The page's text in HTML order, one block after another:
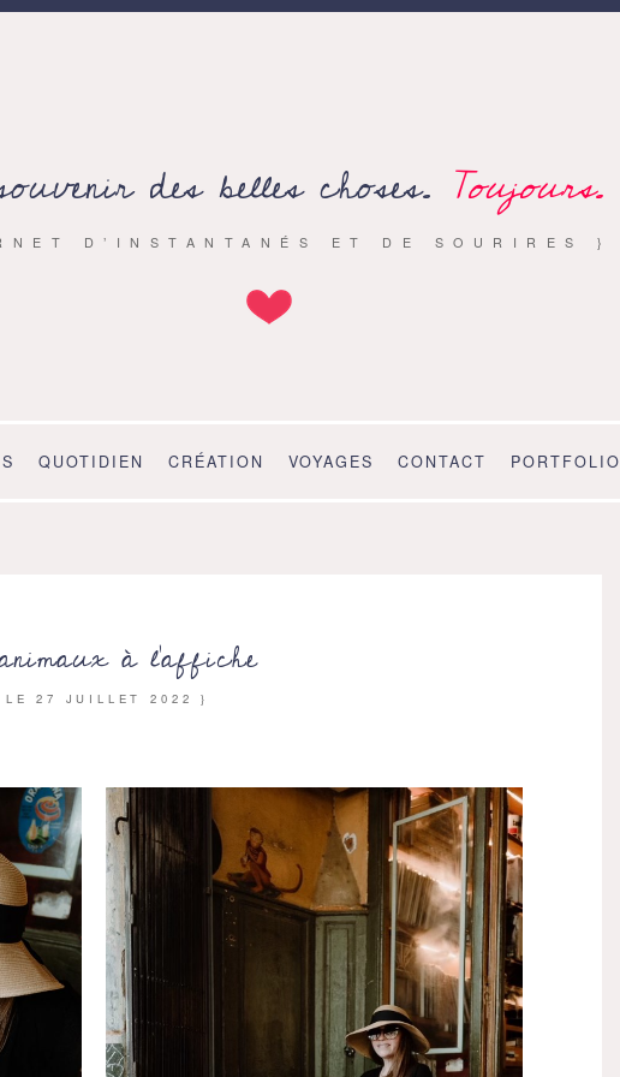
des belles choses. Toujours.
D’INSTANTANÉS ET DE SOURIRES }
QUOTIDIEN CRÉATION VOYAGES CONTACT PORTFOLIO
à l’affiche
LE27 JUILLET 2022 }